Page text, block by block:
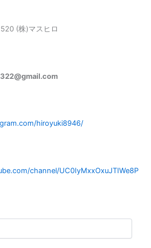
(株)マスヒロ
hiroyuki8946/
channel/UC0IyMxxOxuJTIWe8P